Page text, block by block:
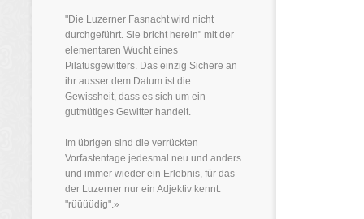
"Die Luzerner Fasnacht wird nicht
durchgeführt. Sie bricht herein" mit der
elementaren Wucht eines
Pilatusgewitters. Das einzig Sichere an
ihr ausser dem Datum ist die
Gewissheit, dass es sich um ein
gutmütiges Gewitter handelt.
Im übrigen sind die verrückten
Vorfastentage jedesmal neu und anders
und immer wieder ein Erlebnis, für das
der Luzerner nur ein Adjektiv kennt:
"rüüüüdig".»